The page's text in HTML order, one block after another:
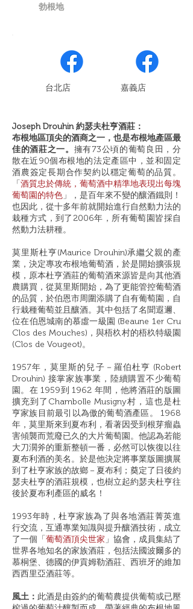
勃根地
​台北店 嘉義店
Joseph Drouhin 約瑟夫杜亨酒莊：
布根地區頂尖的酒商之一，也是布根地產區最
佳的酒莊之一。 擁有73公頃的葡萄良田，分
散在近90個布根地的法定產區中，並和固定
酒農簽定長期合作契約以穩定葡萄的品質。
「酒質忠於傳統，葡萄酒中精準地表現出每塊
葡萄園的特色 」，是百年來不變的釀酒鐵則！
也因此，從十多年前就開始進行自然動力法的
栽種方式，到了2006年，所有葡萄園皆採自
然動力法耕種。
莫里斯杜亨(Maurice Drouhin)承繼父親的產
業，決定專攻布根地葡萄酒，於是開始擴張規
模，原本杜亨酒莊的葡萄酒來源皆是向其他酒
農購買，從莫里斯開始，為了更能管控葡萄酒
的品質，於伯恩市周圍添購了自有葡萄園，自
行栽種葡萄並且釀酒。其中包括了名聞遐邇、
位在伯恩城南的慕虛一級園 (Beaune 1er Cru
Clos des Mouches)，與梧杦村的梧杦特級園
(Clos de Vougeot)。
1957年，莫里斯的兒子－羅伯杜亨 (Robert
Drouhin) 接掌家族事業，陸續購置不少葡萄
園。在 1959到 1962 年間，他將酒莊的版圖
擴充到了Chambolle Musigny村，這也是杜
亨家族目前最引以為傲的葡萄酒產區。 1968
年，莫里斯來到夏布利，看著因受到根芽瘤蟲
害傾襲而荒廢已久的大片葡萄園。他認為若能
大刀濶斧的重新整頓一番，必然可以恢復以往
夏布利酒的美名。於是他決定將事業版圖擴展
到了杜亨家族的故鄉－夏布利；奠定了日後約
瑟夫杜亨的酒莊規模，也樹立起約瑟夫杜亨往
後於夏布利產區的威名！
1993年時，杜亨家族為了與各地酒莊菁英進
行交流，互通專業知識與提升釀酒技術，成立
了一個「葡萄酒頂尖世家 」協會，成員集結了
世界各地知名的家族酒莊，包括法國波爾多的
慕桐堡、德國的伊貢姆勒酒莊、西班牙的維加
西西里亞酒莊等。
風土： 此酒是由簽約的葡萄農提供葡萄或已壓